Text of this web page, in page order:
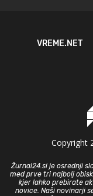
VREME.NET
Copyright
Žurnal24.si je osrednji
med prve tri najbolj
kjer lahko prebirate
novice. Naši novinarji